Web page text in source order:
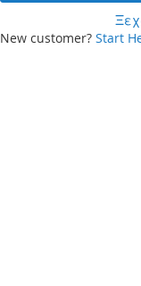
New customer? Start